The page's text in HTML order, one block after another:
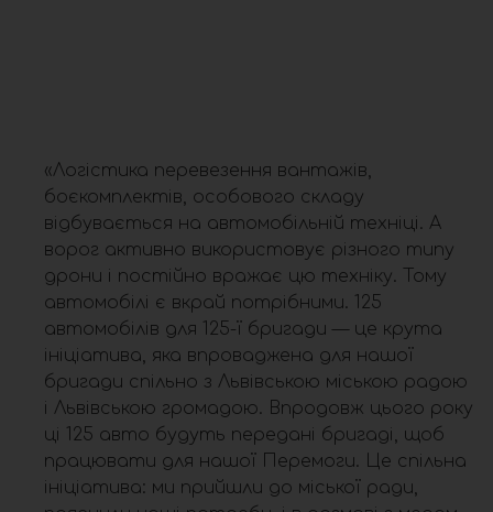
«Логістика перевезення вантажів,
боєкомплектів, особового складу
відбувається на автомобільній техніці. А
ворог активно використовує різного типу
дрони і постійно вражає цю техніку. Тому
автомобілі є вкрай потрібними. 125
автомобілів для 125-ї бригади — це крута
ініціатива, яка впроваджена для нашої
бригади спільно з Львівською міською радою
і Львівською громадою. Впродовж цього року
ці 125 авто будуть передані бригаді, щоб
працювати для нашої Перемоги. Це спільна
ініціатива: ми прийшли до міської ради,